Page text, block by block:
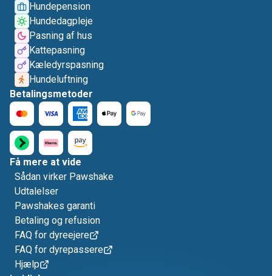
Hundepension
Hundedagpleje
Pasning af hus
Kattepasning
Kæledyrspasning
Hundeluftning
Betalingsmetoder
Få mere at vide
Sådan virker Pawshake
Udtalelser
Pawshakes garanti
Betaling og refusion
FAQ for dyreejere
FAQ for dyrepassere
Hjælp